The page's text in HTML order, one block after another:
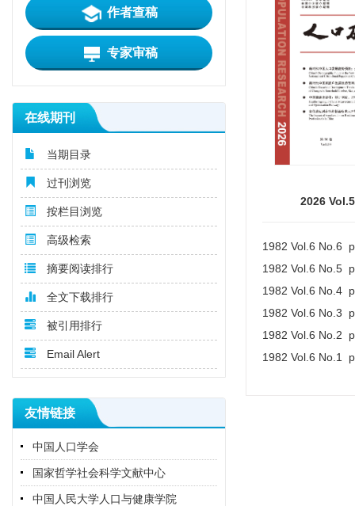
作者查稿
专家审稿
在线期刊
当期目录
过刊浏览
按栏目浏览
高级检索
摘要阅读排行
全文下载排行
被引用排行
Email Alert
友情链接
中国人口学会
国家哲学社会科学文献中心
中国人民大学人口与健康学院
2026
1982 Vol.6 No.6
1982 Vol.6 No.5
1982 Vol.6 No.4
1982 Vol.6 No.3
1982 Vol.6 No.2
1982 Vol.6 No.1